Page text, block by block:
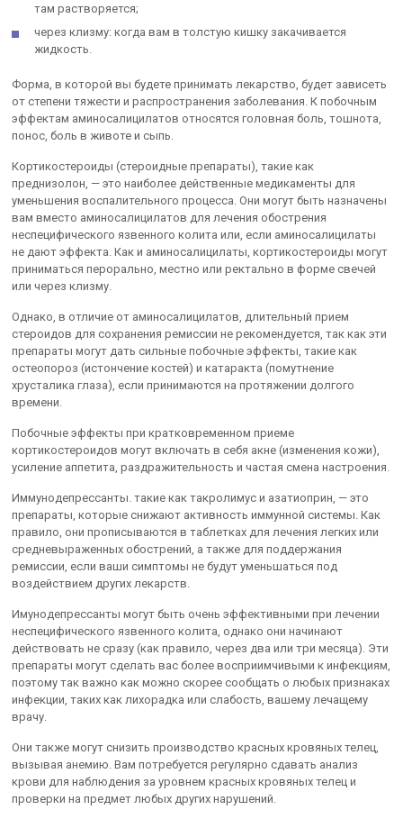
там растворяется;
через клизму: когда вам в толстую кишку закачивается
жидкость.
Форма, в которой вы будете принимать лекарство, будет зависеть
от степени тяжести и распространения заболевания. К побочным
эффектам аминосалицилатов относятся головная боль, тошнота,
понос, боль в животе и сыпь.
Кортикостероиды (стероидные препараты), такие как
преднизолон, — это наиболее действенные медикаменты для
уменьшения воспалительного процесса. Они могут быть назначены
вам вместо аминосалицилатов для лечения обострения
неспецифического язвенного колита или, если аминосалицилаты
не дают эффекта. Как и аминосалицилаты, кортикостероиды могут
приниматься перорально, местно или ректально в форме свечей
или через клизму.
Однако, в отличие от аминосалицилатов, длительный прием
стероидов для сохранения ремиссии не рекомендуется, так как эти
препараты могут дать сильные побочные эффекты, такие как
остеопороз (истончение костей) и катаракта (помутнение
хрусталика глаза), если принимаются на протяжении долгого
времени.
Побочные эффекты при кратковременном приеме
кортикостероидов могут включать в себя акне (изменения кожи),
усиление аппетита, раздражительность и частая смена настроения.
Иммунодепрессанты. такие как такролимус и азатиоприн, — это
препараты, которые снижают активность иммунной системы. Как
правило, они прописываются в таблетках для лечения легких или
средневыраженных обострений, а также для поддержания
ремиссии, если ваши симптомы не будут уменьшаться под
воздействием других лекарств.
Имунодепрессанты могут быть очень эффективными при лечении
неспецифического язвенного колита, однако они начинают
действовать не сразу (как правило, через два или три месяца). Эти
препараты могут сделать вас более восприимчивыми к инфекциям,
поэтому так важно как можно скорее сообщать о любых признаках
инфекции, таких как лихорадка или слабость, вашему лечащему
врачу.
Они также могут снизить производство красных кровяных телец,
вызывая анемию. Вам потребуется регулярно сдавать анализ
крови для наблюдения за уровнем красных кровяных телец и
проверки на предмет любых других нарушений.